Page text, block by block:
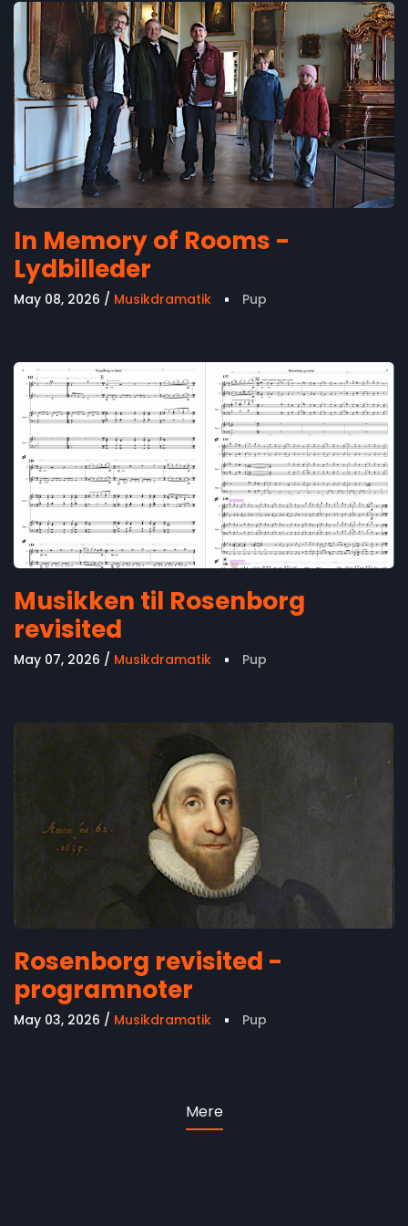
In Memory of Rooms -
Lydbilleder
May 08, 2026 Musikdramatik Pup
Musikken til Rosenborg
revisited
May 07, 2026 Musikdramatik Pup
Rosenborg revisited -
programnoter
May 03, 2026 Musikdramatik Pup
Mere